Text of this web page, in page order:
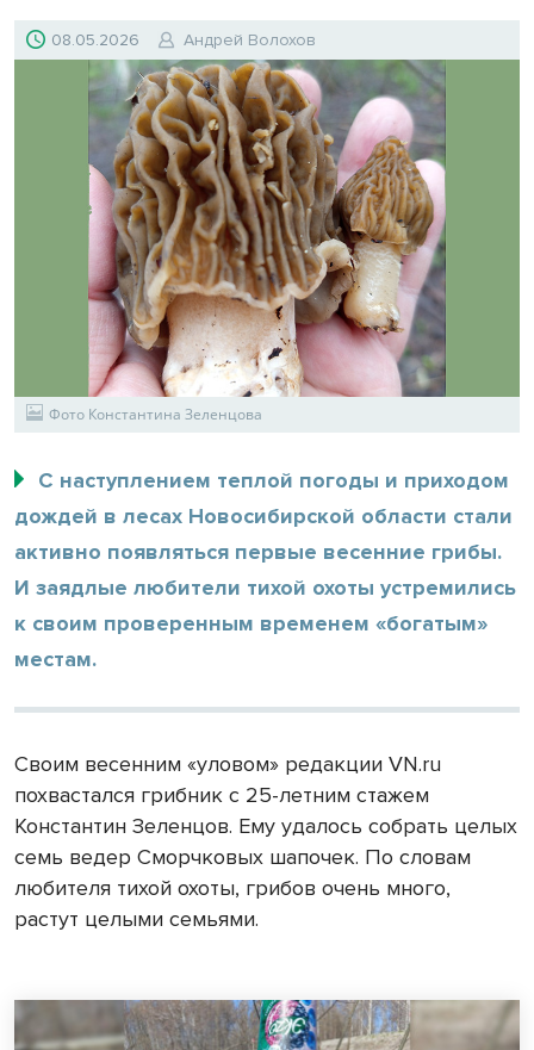
08.05.2026 Андрей Волохов
Фото Константина Зеленцова
С наступлением теплой погоды и приходом
дождей в лесах Новосибирской области стали
активно появляться первые весенние грибы.
И заядлые любители тихой охоты устремились
к своим проверенным временем «богатым»
местам.
Своим весенним «уловом» редакции VN.ru
похвастался грибник с 25-летним стажем
Константин Зеленцов. Ему удалось собрать целых
семь ведер Сморчковых шапочек. По словам
любителя тихой охоты, грибов очень много,
растут целыми семьями.